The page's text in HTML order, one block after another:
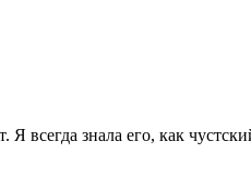
Я всегда знала его, как